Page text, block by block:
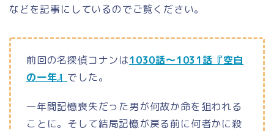
などを記事にしているのでご覧ください。
前回の名探偵コナンは1030話～1031話『空白
の一年』 でした。
一年間記憶喪失だった男が何故か命を狙われる
ことに。そして結局記憶が戻る前に何者かに殺